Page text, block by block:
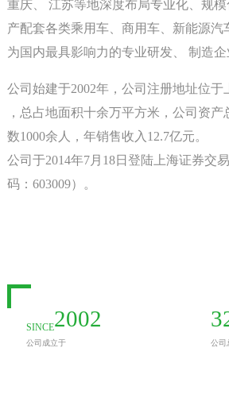
重庆、 江苏等地深度布局专业化、规
产配套各类乘用车、商用车、新能源汽
为国内最具影响力的专业研发、 制造企
公司始建于2002年，公司注册地址位
，总占地面积十余万平方米，公司资产
数1000余人，年销售收入12.7亿元。
公司于2014年7月18日登陆上海证券交
码：603009）。
SINCE2002
公司成立于 公司